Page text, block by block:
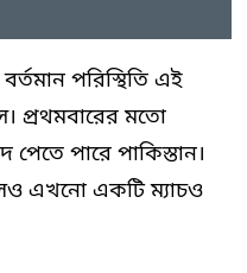
পরিস্থিতি এই
প্রথমবারের মতো
পেতে পারে পাকিস্তান।
এখনো একটি ম্যাচও